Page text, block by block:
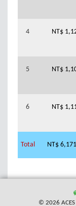
4 NT$
5 NT$
6 NT$
Total NT$
© 2026 ACES